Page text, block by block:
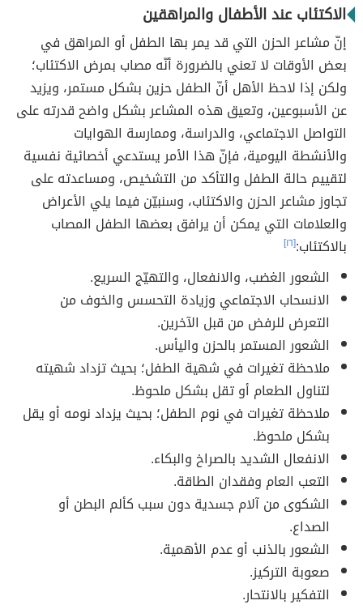
الاكتئاب عند الأطفال والمراهقين
إنّ مشاعر الحزن التي قد يمر بها الطفل أو المراهق في
بعض الأوقات لا تعني بالضرورة أنّه مصاب بمرض الاكتئاب؛
ولكن إذا لاحظ الأهل أنّ الطفل حزين بشكل مستمر، ويزيد
عن الأسبوعين، وتعيق هذه المشاعر بشكل واضح قدرته على
التواصل الاجتماعي، والدراسة، وممارسة الهوايات
والأنشطة اليومية، فإنّ هذا الأمر يستدعي أخصائية نفسية
لتقييم حالة الطفل والتأكد من التشخيص، ومساعدته على
تجاوز مشاعر الحزن والاكتئاب، وسنبيّن فيما يلي الأعراض
والعلامات التي يمكن أن يرافق بعضها الطفل المصاب
بالاكتئاب:[١٦]
الشعور الغضب، والانفعال، والتهيّج السريع.
الانسحاب الاجتماعي وزيادة التحسس والخوف من
التعرض للرفض من قبل الآخرين.
الشعور المستمر بالحزن واليأس.
ملاحظة تغيرات في شهية الطفل؛ بحيث تزداد شهيته
لتناول الطعام أو تقل بشكل ملحوظ.
ملاحظة تغيرات في نوم الطفل؛ بحيث يزداد نومه أو يقل
بشكل ملحوظ.
الانفعال الشديد بالصراخ والبكاء.
التعب العام وفقدان الطاقة.
الشكوى من آلام جسدية دون سبب كألم البطن أو
الصداع.
الشعور بالذنب أو عدم الأهمية.
صعوبة التركيز.
التفكير بالانتحار.